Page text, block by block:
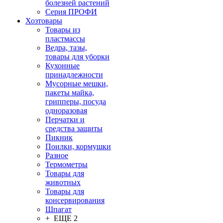
болезней растений
Серия ПРОФИ
Хозтовары
Товары из
пластмассы
Ведра, тазы,
товары для уборки
Кухонные
принадлежности
Мусорные мешки,
пакеты майка,
грипперы, посуда
одноразовая
Перчатки и
средства защиты
Пикник
Поилки, кормушки
Разное
Термометры
Товары для
животных
Товары для
консервирования
Шпагат
+ ЕЩЕ 2